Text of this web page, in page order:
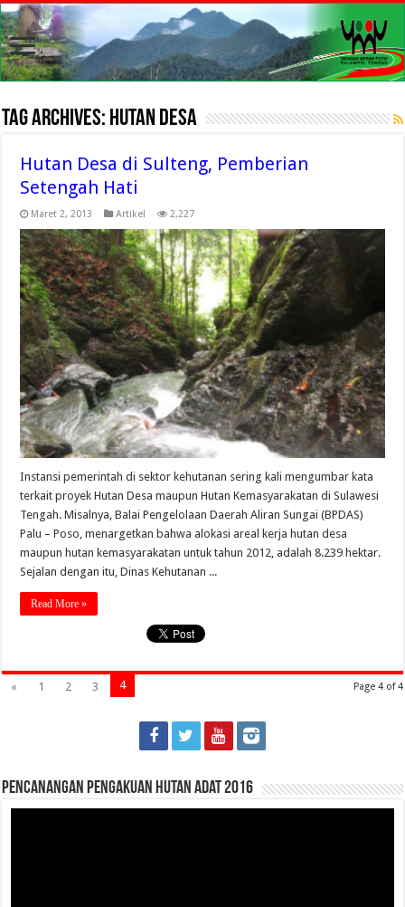
Tag Archives: Hutan Desa
Hutan Desa di Sulteng, Pemberian
Setengah Hati
Maret 2, 2013 Artikel 2,227
Instansi pemerintah di sektor kehutanan sering kali mengumbar kata
terkait proyek Hutan Desa maupun Hutan Kemasyarakatan di Sulawesi
Tengah. Misalnya, Balai Pengelolaan Daerah Aliran Sungai (BPDAS)
Palu – Poso, menargetkan bahwa alokasi areal kerja hutan desa
maupun hutan kemasyarakatan untuk tahun 2012, adalah 8.239 hektar.
Sejalan dengan itu, Dinas Kehutanan ...
Read More »
Page 4 of 4
« 1 2 3 4
Pencanangan Pengakuan Hutan Adat 2016